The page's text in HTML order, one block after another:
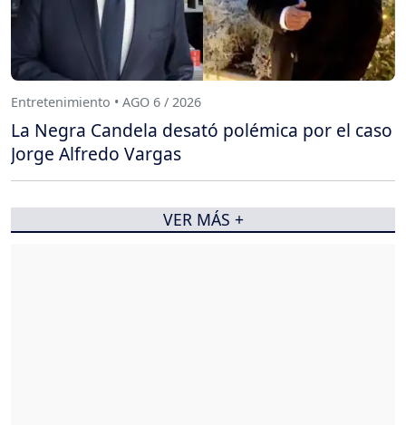
Entretenimiento • AGO 6 / 2026
La Negra Candela desató polémica por el caso
Jorge Alfredo Vargas
VER MÁS +